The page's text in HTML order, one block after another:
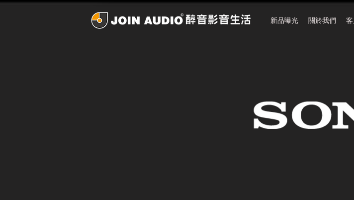
新品曝光 關於我們